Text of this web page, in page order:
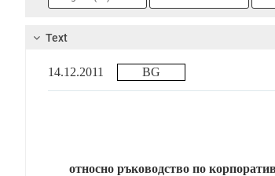
1
2
3
Text
14.12.2011 BG
относно ръководство по